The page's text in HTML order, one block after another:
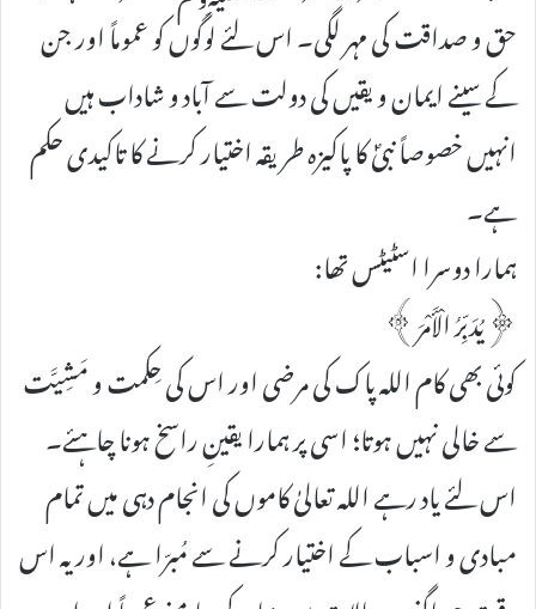
حق و صداقت کی مہر لگی۔ اس لئے لوگوں کو عموماً اور جن
کے سینے ایمان و یقیں کی دولت سے آباد و شاداب ہیں
انہیں خصوصاً نبیؐ کا پاکیزہ طریقہ اختیار کرنے کا تاکیدی حکم
ہے۔
ہمارا دوسرا اسٹیٹس تھا:
﴿یُدَبِّرُ الْأَمْرَ﴾
کوئی بھی کام اللہ پاک کی مرضی اور اس کی حِکمت و مَشِیَّت
سے خالی نہیں ہوتا؛ اسی پر ہمارا یقینِ راسخ ہونا چاہئے۔
اس لئے یاد رہے اللہ تعالیٰ کاموں کی انجام دہی میں تمام
مبادی و اسباب کے اختیار کرنے سے مُبرّا ہے، اور یہ اس